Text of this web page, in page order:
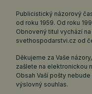
Publicistický názorový
od roku 1959. Od roku
Obnovený titul vychází
svethospodarstvi.cz od
Děkujeme za Vaše
zašlete na elektronickou
Obsah Vaší pošty
výslovný souhlas.